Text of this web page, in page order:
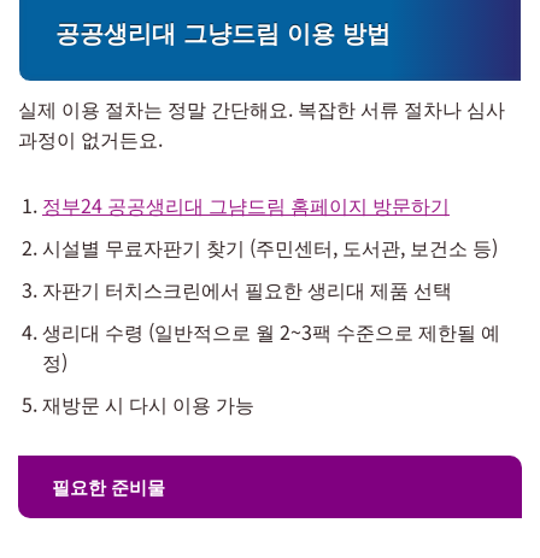
공공생리대 그냥드림 이용 방법
실제 이용 절차는 정말 간단해요. 복잡한 서류 절차나 심사
과정이 없거든요.
정부24 공공생리대 그냠드림 홈페이지 방문하기
시설별 무료자판기 찾기 (주민센터, 도서관, 보건소 등)
자판기 터치스크린에서 필요한 생리대 제품 선택
생리대 수령 (일반적으로 월 2~3팩 수준으로 제한될 예
정)
재방문 시 다시 이용 가능
필요한 준비물